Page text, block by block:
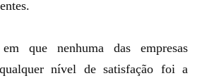
que nenhuma das empresas
nível de satisfação foi a